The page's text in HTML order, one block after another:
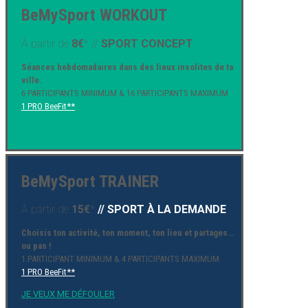
BeMySport WORKOUT
À partir de 8€* // SPORT CONCEPT
Séances hebdomadaires dans des lieux insolites de ta
ville.
6 PARTICIPANTS MINIMUM & 16 PARTICIPANTS MAXIMUM
1 PRO BeeFit**
BeMySport TRAINER
À partir de 15€* // SPORT À LA DEMANDE
Choisis ton activité, ton moment, ton lieu et partages…
ou pas !
1 PARTICIPANT MINIMUM & 4 PARTICIPANTS MAXIMUM
1 PRO BeeFit**
JE VEUX ME DÉFOULER